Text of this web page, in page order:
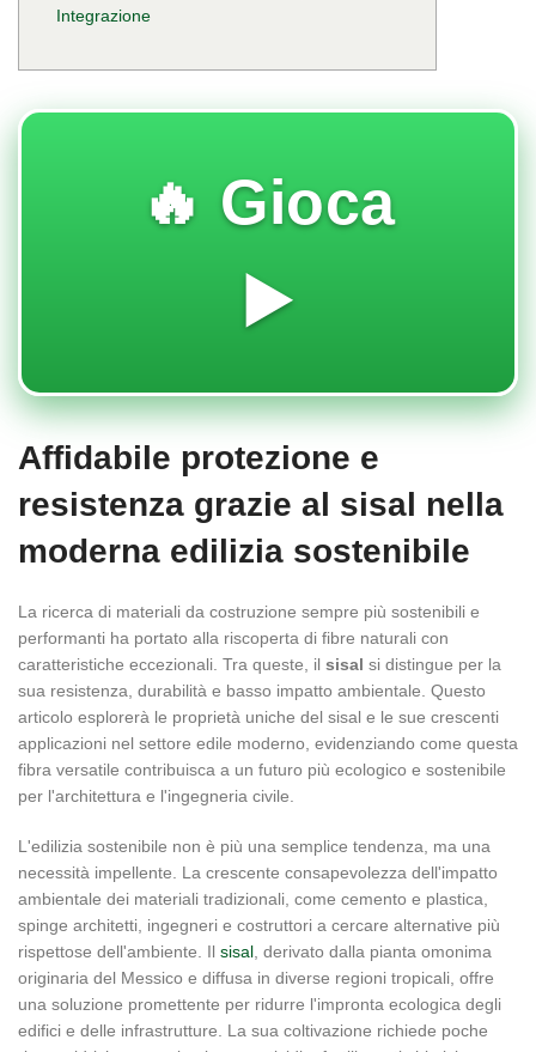
Integrazione
🔥 Gioca
▶️
Affidabile protezione e
resistenza grazie al sisal nella
moderna edilizia sostenibile
La ricerca di materiali da costruzione sempre più sostenibili e
performanti ha portato alla riscoperta di fibre naturali con
caratteristiche eccezionali. Tra queste, il sisal si distingue per la
sua resistenza, durabilità e basso impatto ambientale. Questo
articolo esplorerà le proprietà uniche del sisal e le sue crescenti
applicazioni nel settore edile moderno, evidenziando come questa
fibra versatile contribuisca a un futuro più ecologico e sostenibile
per l'architettura e l'ingegneria civile.
L'edilizia sostenibile non è più una semplice tendenza, ma una
necessità impellente. La crescente consapevolezza dell'impatto
ambientale dei materiali tradizionali, come cemento e plastica,
spinge architetti, ingegneri e costruttori a cercare alternative più
rispettose dell'ambiente. Il sisal , derivato dalla pianta omonima
originaria del Messico e diffusa in diverse regioni tropicali, offre
una soluzione promettente per ridurre l'impronta ecologica degli
edifici e delle infrastrutture. La sua coltivazione richiede poche